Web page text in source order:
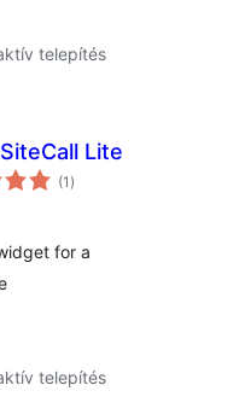
telepítés
Lite
(1 értékelés
összesen
)
for a
telepítés